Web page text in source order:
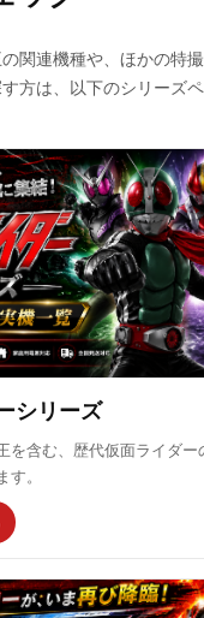
関連機種や、ほかの特
方は、以下のシリーズ
シリーズ
を含む、歴代仮面ライダー
す。